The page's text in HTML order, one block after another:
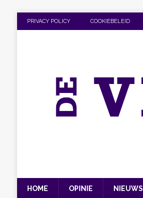
PRIVACY POLICY COOKIEBELEID
HOME OPINIE NIEUWS